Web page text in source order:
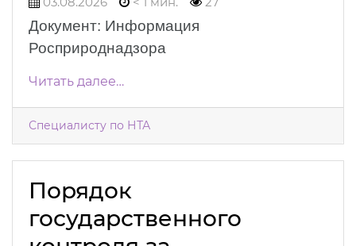
Документ: Информация
Росприроднадзора
Читать далее…
Специалисту по НТА
Порядок
государственного